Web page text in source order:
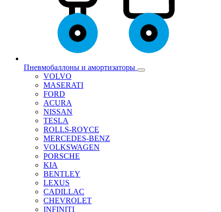
Пневмобаллоны и амортизаторы
VOLVO
MASERATI
FORD
ACURA
NISSAN
TESLA
ROLLS-ROYCE
MERCEDES-BENZ
VOLKSWAGEN
PORSCHE
KIA
BENTLEY
LEXUS
CADILLAC
CHEVROLET
INFINITI